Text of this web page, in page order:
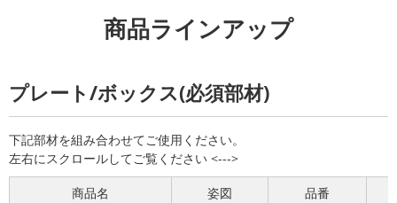
商品ラインアップ
プレート/ボックス(必須部材)
下記部材を組み合わせてご使用ください。
商品名 姿図 品番